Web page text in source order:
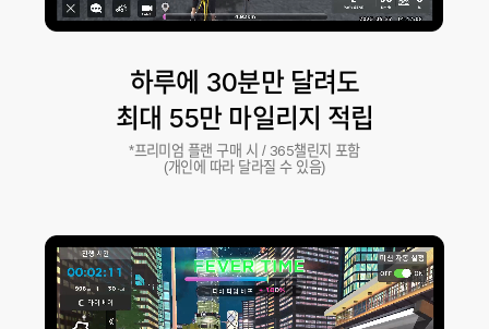
하루에 30분만 달려도
최대 55만 마일리지 적립
*프리미엄 플랜 구매 시 / 365챌린지 포함
(개인에 따라 달라질 수 있음)